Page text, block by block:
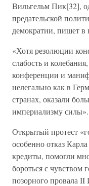
Вильгельм Пик[32],
предательской
демократии, пишет
«Хотя резолюции
слабость и
конференции и
нелегально как в
странах, оказали
империализму силы».
Открытый протест
особенно отказ
кредиты, помогли
бороться с чувством
позорного провала